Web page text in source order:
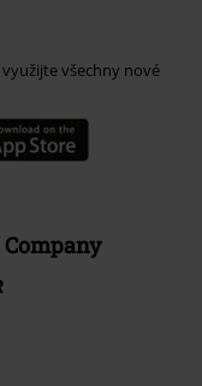
všechny nové